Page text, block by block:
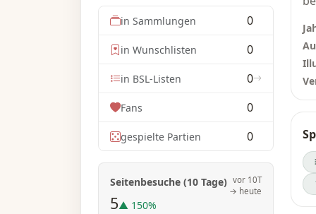
in Sammlungen 0
in Wunschlisten 0
in BSL-Listen 0
Fans 0
gespielte Partien 0
Seitenbesuche (10 Tage)
5▲ 150%
vor 10T
→ heute